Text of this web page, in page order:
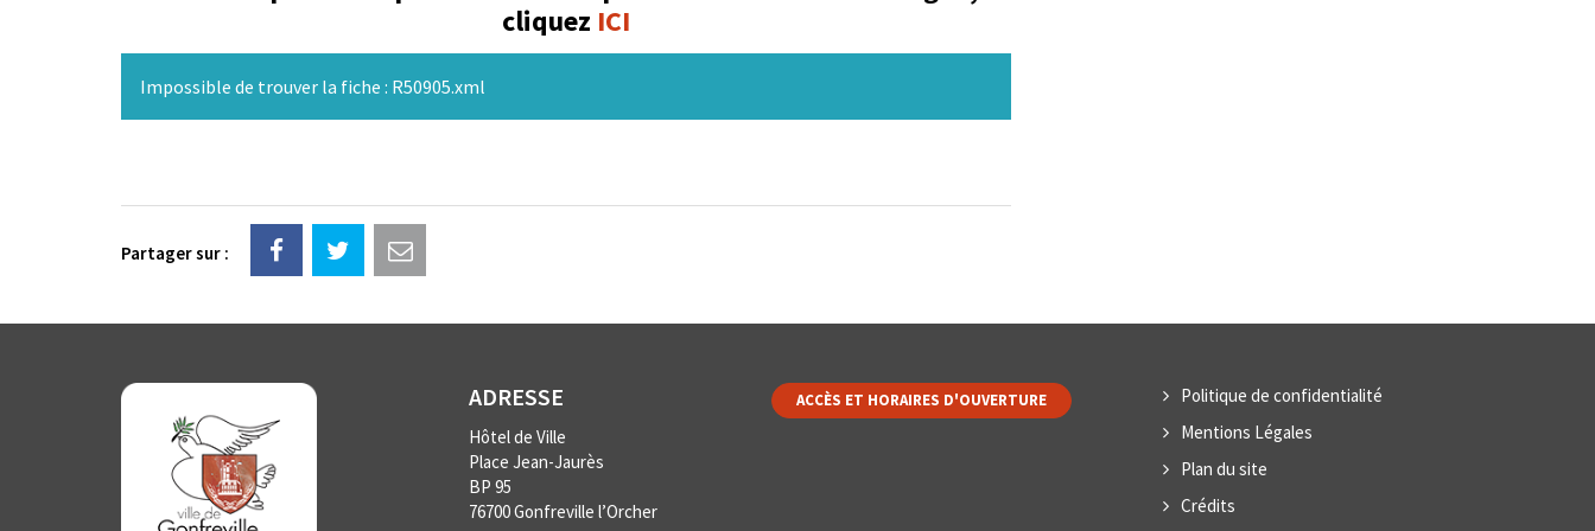
cliquez ICI
Impossible de trouver la fiche : R50905.xml
Partager sur :
ADRESSE
Hôtel de Ville
Place Jean-Jaurès
BP 95
76700 Gonfreville l’Orcher
ACCÈS ET HORAIRES D'OUVERTURE
Politique de confidentialité
Mentions Légales
Plan du site
Crédits